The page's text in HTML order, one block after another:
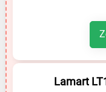
Lamart